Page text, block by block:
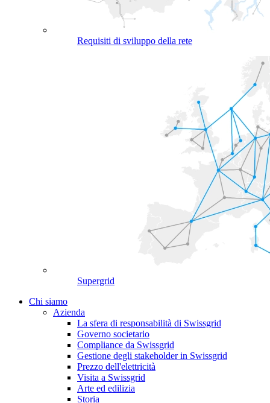
Requisiti di sviluppo della rete
Supergrid
Chi siamo
Azienda
La sfera di responsabilità di Swissgrid
Governo societario
Compliance da Swissgrid
Gestione degli stakeholder in Swissgrid
Prezzo dell'elettricità
Visita a Swissgrid
Arte ed edilizia
Storia